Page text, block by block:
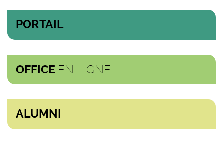
PORTAIL
OFFICE EN LIGNE
ALUMNI